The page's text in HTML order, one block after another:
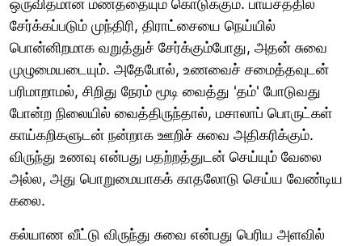
சேர்க்கப்படும் முந்திரி, திராட்சையை நெய்யில்
பொன்னிறமாக வறுத்துச் சேர்க்கும்போது, அதன் சுவை
முழுமையடையும். அதேபோல், உணவைச் சமைத்தவுடன்
பரிமாறாமல், சிறிது நேரம் மூடி வைத்து 'தம்' போடுவது
போன்ற நிலையில் வைத்திருந்தால், மசாலாப் பொருட்கள்
காய்கறிகளுடன் நன்றாக ஊறிச் சுவை அதிகரிக்கும்.
விருந்து உணவு என்பது பதற்றத்துடன் செய்யும் வேலை
அல்ல, அது பொறுமையாகக் காதலோடு செய்ய வேண்டிய
கலை.
கல்யாண வீட்டு விருந்து சுவை என்பது பெரிய அளவில்